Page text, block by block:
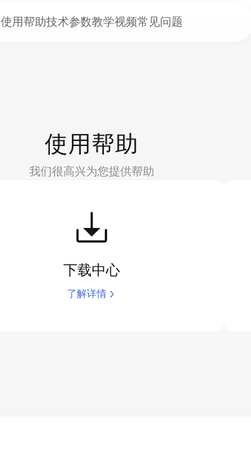
使用帮助技术参数教学视频常见问题
使用帮助
我们很高兴为您提供帮助
下载中心
了解详情